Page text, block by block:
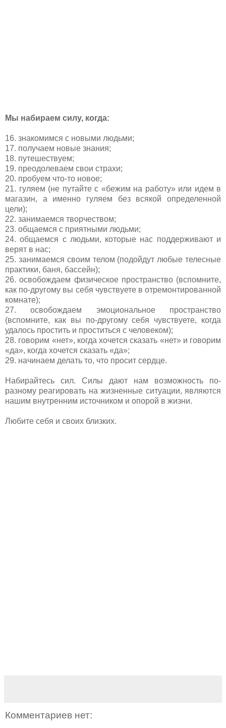
Мы набираем силу, когда:
16. знакомимся с новыми людьми;
17. получаем новые знания;
18. путешествуем;
19. преодолеваем свои страхи;
20. пробуем что-то новое;
21. гуляем (не путайте с «бежим на работу» или идем в
магазин, а именно гуляем без всякой определенной
цели);
22. занимаемся творчеством;
23. общаемся с приятными людьми;
24. общаемся с людьми, которые нас поддерживают и
верят в нас;
25. занимаемся своим телом (подойдут любые телесные
практики, баня, бассейн);
26. освобождаем физическое пространство (вспомните,
как по-другому вы себя чувствуете в отремонтированной
комнате);
27. освобождаем эмоциональное пространство
(вспомните, как вы по-другому себя чувствуете, когда
удалось простить и проститься с человеком);
28. говорим «нет», когда хочется сказать «нет» и говорим
«да», когда хочется сказать «да»;
29. начинаем делать то, что просит сердце.
Набирайтесь сил. Силы дают нам возможность по-
разному реагировать на жизненные ситуации, являются
нашим внутренним источником и опорой в жизни.
Любите себя и своих близких.
Комментариев нет: